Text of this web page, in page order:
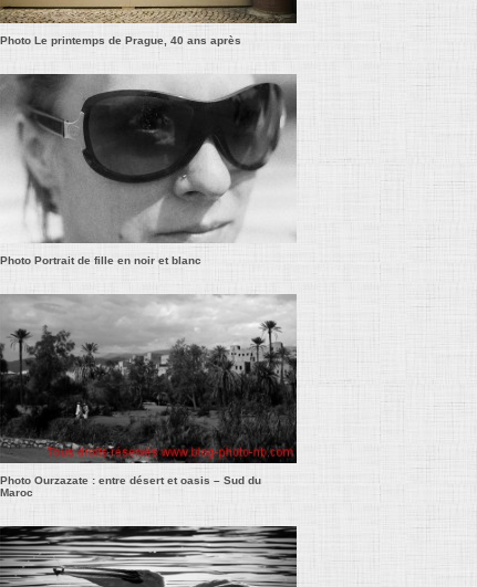
Photo Le printemps de Prague, 40 ans après
Photo Portrait de fille en noir et blanc
Photo Ourzazate : entre désert et oasis – Sud du
Maroc